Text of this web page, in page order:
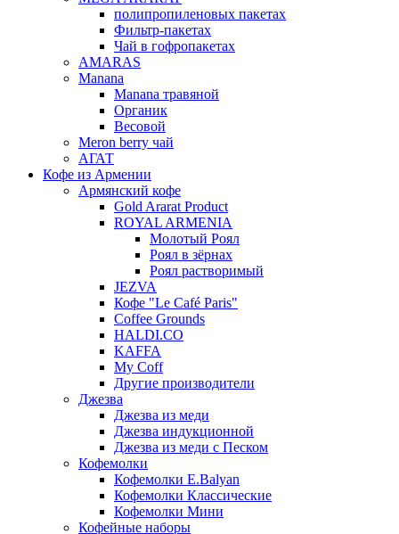
полипропиленовых пакетах
Фильтр-пакетах
Чай в гофропакетах
AMARAS
Manana
Manana травяной
Органик
Весовой
Meron berry чай
АГАТ
Кофе из Армении
Армянский кофе
Gold Ararat Product
ROYAL ARMENIA
Молотый Роял
Роял в зёрнах
Роял растворимый
JEZVA
Кофе "Le Café Paris"
Coffee Grounds
HALDI.CO
KAFFA
My Coff
Другие производители
Джезва
Джезва из меди
Джезва индукционной
Джезва из меди с Песком
Кофемолки
Кофемолки E.Balyan
Кофемолки Классические
Кофемолки Мини
Кофейные наборы